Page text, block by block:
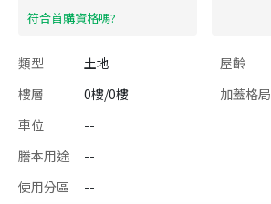
​符合首購資格嗎?
類型 土地 屋齡
樓層
0樓/0樓 加蓋格局
車位
--
謄本用途
--
使用分區
--